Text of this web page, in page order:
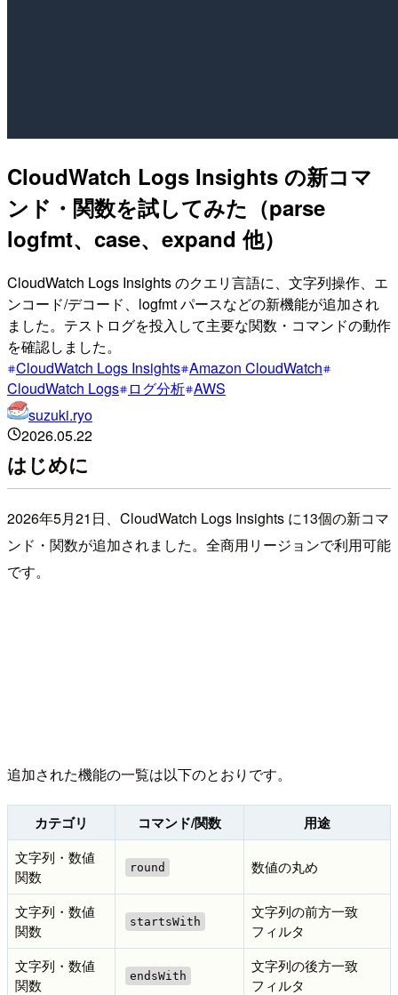
CloudWatch Logs Insights の新コマ
ンド・関数を試してみた（parse
logfmt、case、expand 他）
CloudWatch Logs Insights のクエリ言語に、文字列操作、エ
ンコード/デコード、logfmt パースなどの新機能が追加され
ました。テストログを投入して主要な関数・コマンドの動作
を確認しました。
CloudWatch Logs Insights Amazon CloudWatch
CloudWatch Logs ログ分析 AWS
suzuki.ryo
2026.05.22
はじめに
2026年5月21日、CloudWatch Logs Insights に13個の新コマ
ンド・関数が追加されました。全商用リージョンで利用可能
です。
追加された機能の一覧は以下のとおりです。
カテゴリ コマンド/関数 用途
文字列・数値
関数
round 数値の丸め
文字列・数値
関数
startsWith
文字列の前方一致
フィルタ
文字列・数値
関数
endsWith
文字列の後方一致
フィルタ